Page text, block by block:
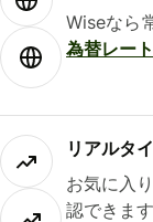
Wiseなら
為替レート
リアルタ
お気に入
認できます